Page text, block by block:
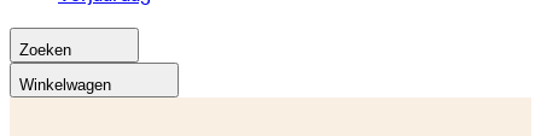
Zoeken
Winkelwagen